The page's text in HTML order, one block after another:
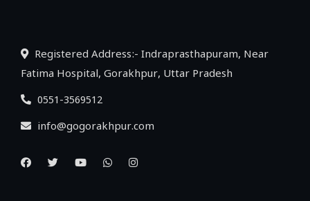
Registered Address:- Indraprasthapuram, Near
Fatima Hospital, Gorakhpur, Uttar Pradesh
0551-3569512
info@gogorakhpur.com